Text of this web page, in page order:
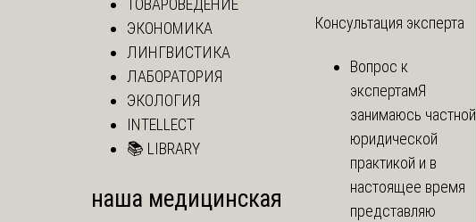
ТОВАРОВЕДЕНИЕ
ЭКОНОМИКА
ЛИНГВИСТИКА
ЛАБОРАТОРИЯ
ЭКОЛОГИЯ
INTELLECT
📚 LIBRARY
наша медицинская
Консультация эксперта
Вопрос к
экспертамЯ
занимаюсь частной
юридической
практикой и в
настоящее время
представляю